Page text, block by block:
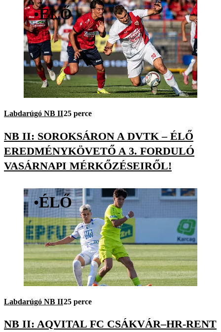
•ÉLŐ
Labdarúgó NB II25 perce
NB II: SOROKSÁRON A DVTK – ÉLŐ
EREDMÉNYKÖVETŐ A 3. FORDULÓ
VASÁRNAPI MÉRKŐZÉSEIRŐL!
•ÉLŐ
Labdarúgó NB II25 perce
NB II: AQVITAL FC CSÁKVÁR–HR-RENT